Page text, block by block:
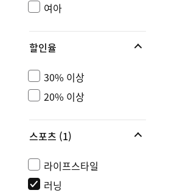
여아
할인율
30% 이상
20% 이상
스포츠 (1)
라이프스타일
러닝